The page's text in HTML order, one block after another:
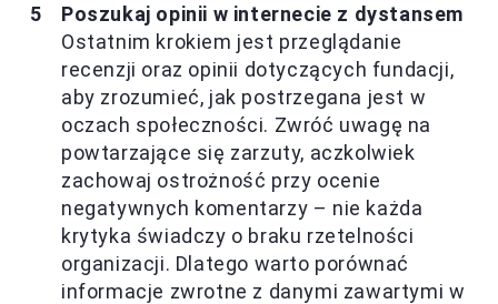
Poszukaj opinii w internecie z dystansem
Ostatnim krokiem jest przeglądanie
recenzji oraz opinii dotyczących fundacji,
aby zrozumieć, jak postrzegana jest w
oczach społeczności. Zwróć uwagę na
powtarzające się zarzuty, aczkolwiek
zachowaj ostrożność przy ocenie
negatywnych komentarzy – nie każda
krytyka świadczy o braku rzetelności
organizacji. Dlatego warto porównać
informacje zwrotne z danymi zawartymi w